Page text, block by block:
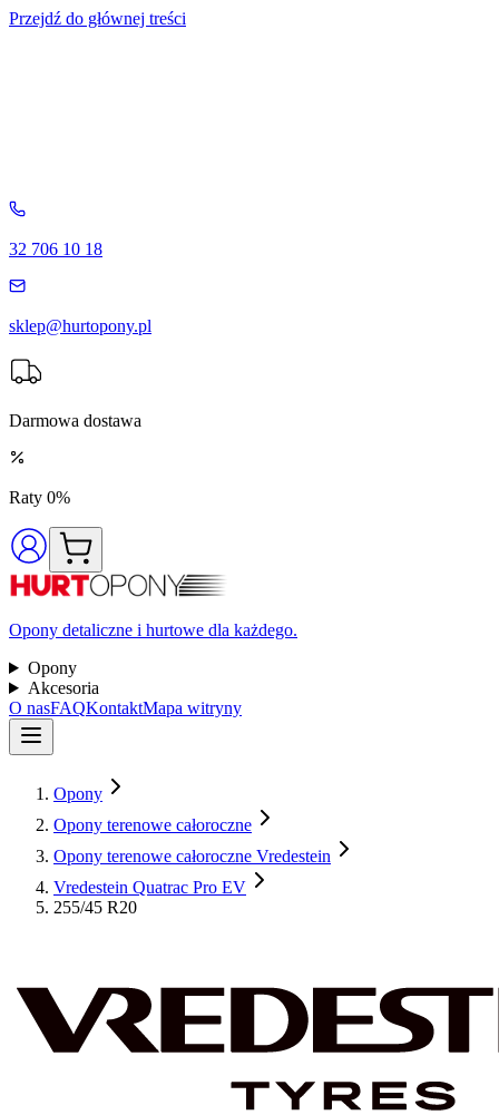
Przejdź do głównej treści
32 706 10 18
sklep@hurtopony.pl
Darmowa dostawa
Raty 0%
Opony detaliczne i hurtowe dla każdego.
Opony
Akcesoria
O nasFAQKontaktMapa witryny
Opony
Opony terenowe całoroczne
Opony terenowe całoroczne Vredestein
Vredestein Quatrac Pro EV
255/45 R20